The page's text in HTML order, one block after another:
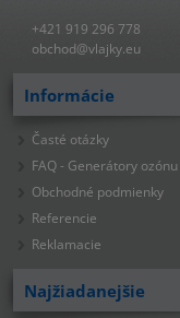
+421 919 296 778
obchod@vlajky.eu
Informácie
Časté otázky
FAQ - Generátory ozónu
Obchodné podmienky
Referencie
Reklamacie
Najžiadanejšie